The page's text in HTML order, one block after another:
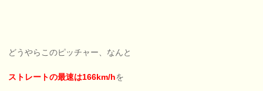
どうやらこのピッチャー、なんと
ストレートの最速は166km/hを